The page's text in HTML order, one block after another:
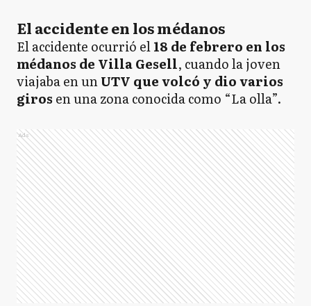
El accidente en los médanos
El accidente ocurrió el18 de febrero en los
médanos de Villa Gesell, cuando la joven
viajaba en unUTV que volcó y dio varios
giros en una zona conocida como “La olla”.
Ads